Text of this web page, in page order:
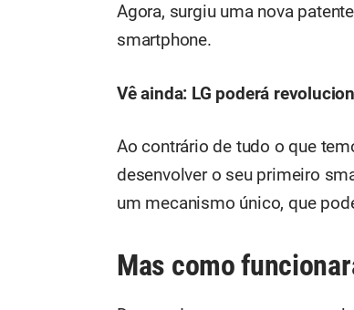
Agora, surgiu uma nova
smartphone.
Vê ainda: LG poderá
Ao contrário de tudo o que
desenvolver o seu primeiro
um mecanismo único, que
Mas como